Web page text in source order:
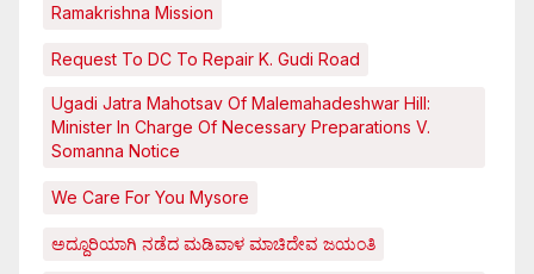
Ramakrishna Mission
Request To DC To Repair K. Gudi Road
Ugadi Jatra Mahotsav Of Malemahadeshwar Hill:
Minister In Charge Of Necessary Preparations V.
Somanna Notice
We Care For You Mysore
ಅದ್ದೂರಿಯಾಗಿ ನಡೆದ ಮಡಿವಾಳ ಮಾಚಿದೇವ ಜಯಂತಿ